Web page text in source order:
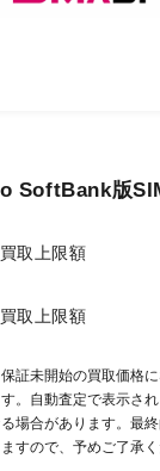
SoftBank版
取上限額
取上限額
証未開始の買取価格
。自動査定で表示さ
場合があります。最
すので、予めご了承く